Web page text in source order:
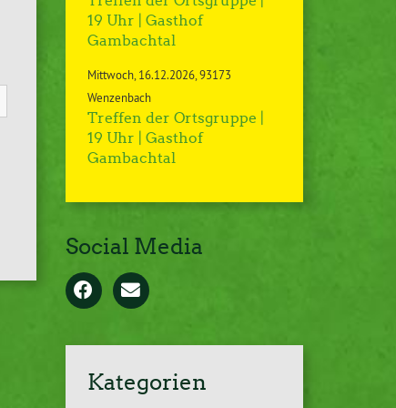
19 Uhr | Gasthof
Gambachtal
Mittwoch 16.12.2026 93173
Wenzenbach
Treffen der Ortsgruppe |
19 Uhr | Gasthof
Gambachtal
Social Media
Kategorien